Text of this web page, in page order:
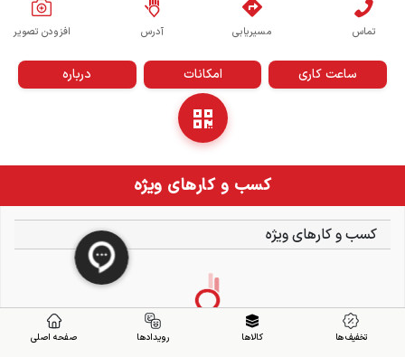
تماس مسیریابی آدرس افزودن تصویر
ساعت کاری امکانات درباره
کسب و کارهای ویژه
کسب و کارهای ویژه
تخفیف ها کالاها رویدادها صفحه اصلی